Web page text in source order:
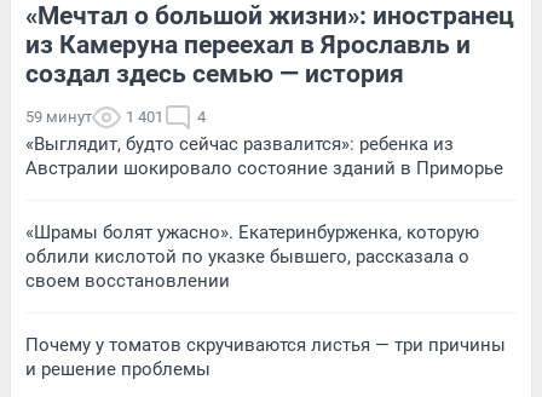
«Мечтал о большой жизни»: иностранец
из Камеруна переехал в Ярославль и
создал здесь семью — история
59 минут 1 401 4
«Выглядит, будто сейчас развалится»: ребенка из
Австралии шокировало состояние зданий в Приморье
«Шрамы болят ужасно». Екатеринбурженка, которую
облили кислотой по указке бывшего, рассказала о
своем восстановлении
Почему у томатов скручиваются листья — три причины
и решение проблемы